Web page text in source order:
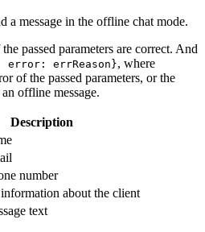
a message in the offline chat mode.
passed parameters are correct. And
errReason}, where
of the passed parameters, or the
offline message.
Description
number
about the client
text